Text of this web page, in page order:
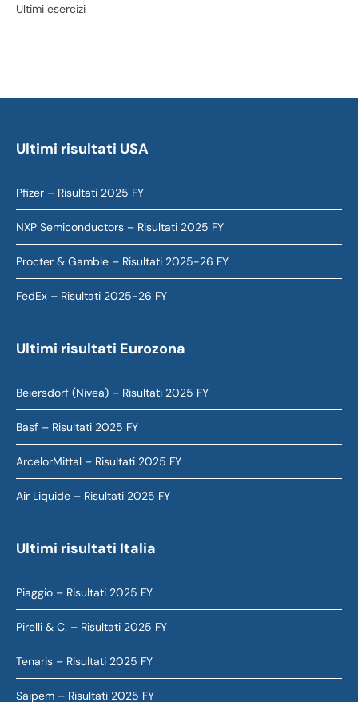
Ultimi esercizi
Ultimi risultati USA
Pfizer – Risultati 2025 FY
NXP Semiconductors – Risultati 2025 FY
Procter & Gamble – Risultati 2025-26 FY
FedEx – Risultati 2025-26 FY
Ultimi risultati Eurozona
Beiersdorf (Nivea) – Risultati 2025 FY
Basf – Risultati 2025 FY
ArcelorMittal – Risultati 2025 FY
Air Liquide – Risultati 2025 FY
Ultimi risultati Italia
Piaggio – Risultati 2025 FY
Pirelli & C. – Risultati 2025 FY
Tenaris – Risultati 2025 FY
Saipem – Risultati 2025 FY